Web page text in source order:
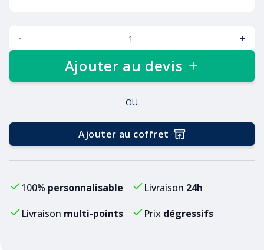
- +
Ajouter au devis
OU
Ajouter au coffret
100% personnalisable Livraison 24h
Livraison multi-points Prix dégressifs